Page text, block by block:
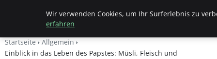
Beyond Surface
Startseite
Allgemein
Einblick in das Leben des Papstes: Müsli, Fleisch und
Wir verwenden Cookies, um Ihr Surferlebnis zu
erfahren